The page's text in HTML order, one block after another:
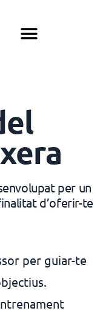
per un
d’oferir-te
per guiar-te